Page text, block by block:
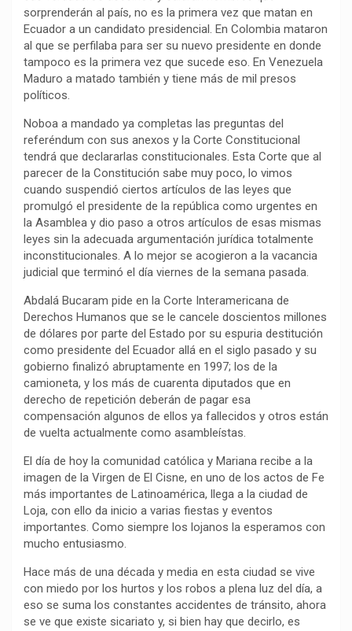
e
b
o
o
k
t
s
A
p
p
e
g
r
a
m
y
L
i
n
k
p
a
r
t
i
sorprenderán al país, no es la primera vez que matan en
Ecuador a un candidato presidencial. En Colombia mataron
al que se perfilaba para ser su nuevo presidente en donde
tampoco es la primera vez que sucede eso. En Venezuela
Maduro a matado también y tiene más de mil presos
políticos.
Noboa a mandado ya completas las preguntas del
referéndum con sus anexos y la Corte Constitucional
tendrá que declararlas constitucionales. Esta Corte que al
parecer de la Constitución sabe muy poco, lo vimos
cuando suspendió ciertos artículos de las leyes que
promulgó el presidente de la república como urgentes en
la Asamblea y dio paso a otros artículos de esas mismas
leyes sin la adecuada argumentación jurídica totalmente
inconstitucionales. A lo mejor se acogieron a la vacancia
judicial que terminó el día viernes de la semana pasada.
Abdalá Bucaram pide en la Corte Interamericana de
Derechos Humanos que se le cancele doscientos millones
de dólares por parte del Estado por su espuria destitución
como presidente del Ecuador allá en el siglo pasado y su
gobierno finalizó abruptamente en 1997; los de la
camioneta, y los más de cuarenta diputados que en
derecho de repetición deberán de pagar esa
compensación algunos de ellos ya fallecidos y otros están
de vuelta actualmente como asambleístas.
El día de hoy la comunidad católica y Mariana recibe a la
imagen de la Virgen de El Cisne, en uno de los actos de Fe
más importantes de Latinoamérica, llega a la ciudad de
Loja, con ello da inicio a varias fiestas y eventos
importantes. Como siempre los lojanos la esperamos con
mucho entusiasmo.
Hace más de una década y media en esta ciudad se vive
con miedo por los hurtos y los robos a plena luz del día, a
eso se suma los constantes accidentes de tránsito, ahora
se ve que existe sicariato y, si bien hay que decirlo, es